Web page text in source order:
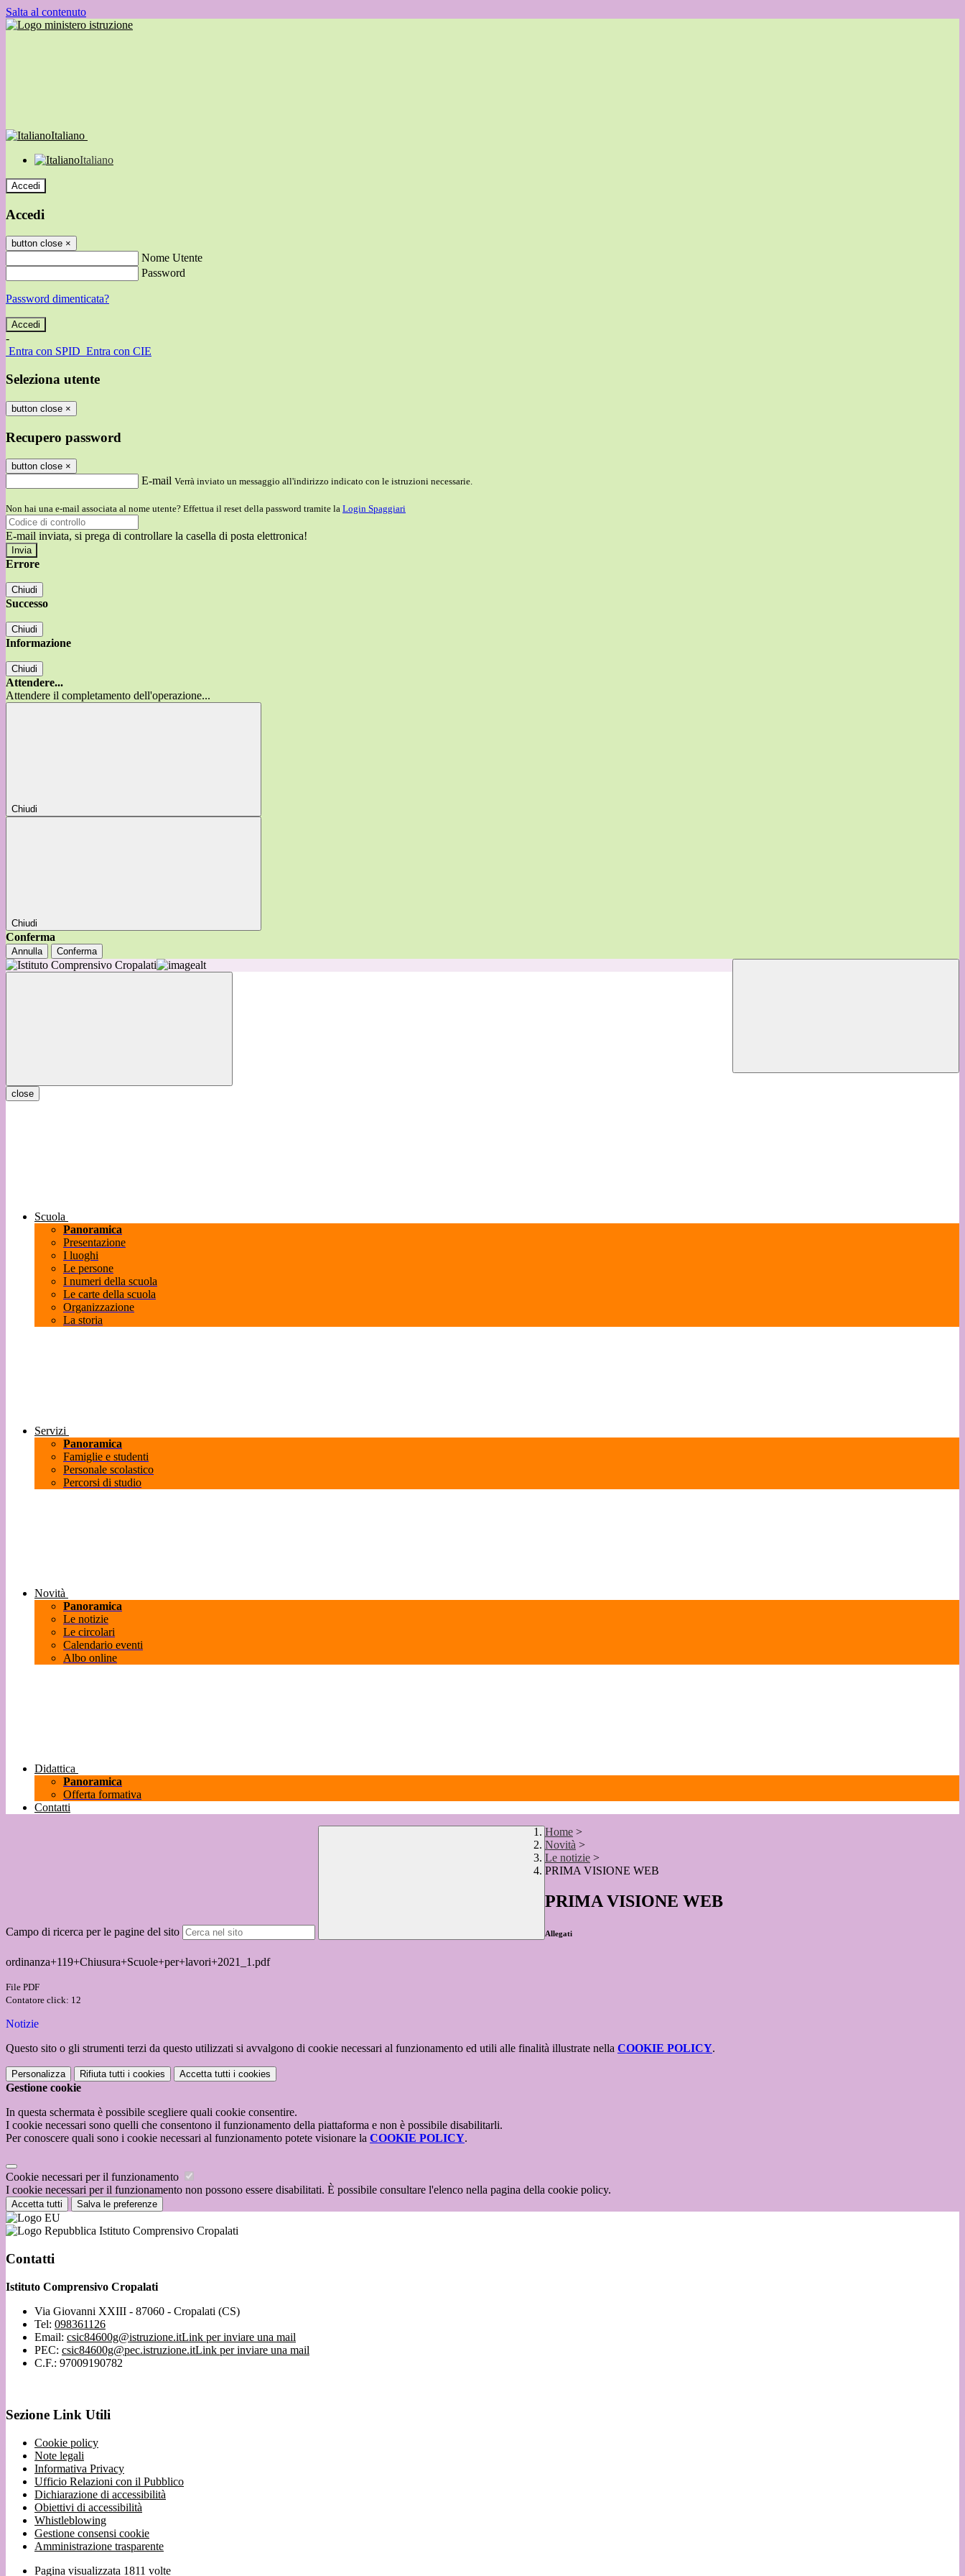
Salta al contenuto
Italiano
Italiano
Accedi
Accedi
button close ×
Nome Utente
Password
Password dimenticata?
-
Entra con SPID Entra con CIE
Seleziona utente
button close ×
Recupero password
button close ×
E-mail Verrà inviato un messaggio all'indirizzo indicato con le istruzioni necessarie.
Non hai una e-mail associata al nome utente? Effettua il reset della password tramite la Login Spaggiari
E-mail inviata, si prega di controllare la casella di posta elettronica!
Errore
Chiudi
Successo
Chiudi
Informazione
Chiudi
Attendere...
Attendere il completamento dell'operazione...
Chiudi
Chiudi
Conferma
Annulla Conferma
close
Scuola
Panoramica
Presentazione
I luoghi
Le persone
I numeri della scuola
Le carte della scuola
Organizzazione
La storia
Servizi
Panoramica
Famiglie e studenti
Personale scolastico
Percorsi di studio
Novità
Panoramica
Le notizie
Le circolari
Calendario eventi
Albo online
Didattica
Panoramica
Offerta formativa
Contatti
Campo di ricerca per le pagine del sito
Home >
Novità >
Le notizie >
PRIMA VISIONE WEB
PRIMA VISIONE WEB
Allegati
ordinanza+119+Chiusura+Scuole+per+lavori+2021_1.pdf
File PDF
Contatore click: 12
Notizie
Questo sito o gli strumenti terzi da questo utilizzati si avvalgono di cookie necessari al funzionamento ed utili alle finalità illustrate nella COOKIE POLICY.
Personalizza Rifiuta tutti i cookies Accetta tutti i cookies
Gestione cookie
In questa schermata è possibile scegliere quali cookie consentire.
I cookie necessari sono quelli che consentono il funzionamento della piattaforma e non è possibile disabilitarli.
Per conoscere quali sono i cookie necessari al funzionamento potete visionare la COOKIE POLICY.
Cookie necessari per il funzionamento
I cookie necessari per il funzionamento non possono essere disabilitati. È possibile consultare l'elenco nella pagina della cookie policy.
Accetta tutti Salva le preferenze
Istituto Comprensivo Cropalati
Contatti
Istituto Comprensivo Cropalati
Via Giovanni XXIII - 87060 - Cropalati (CS)
Tel: 098361126
Email: csic84600g@istruzione.itLink per inviare una mail
PEC: csic84600g@pec.istruzione.itLink per inviare una mail
C.F.: 97009190782
Sezione Link Utili
Cookie policy
Note legali
Informativa Privacy
Ufficio Relazioni con il Pubblico
Dichiarazione di accessibilità
Obiettivi di accessibilità
Whistleblowing
Gestione consensi cookie
Amministrazione trasparente
Pagina visualizzata 1811 volte